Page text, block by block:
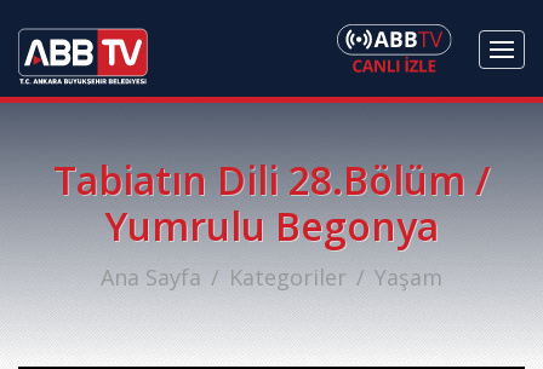
Tabiatın Dili 28.Bölüm /
Yumrulu Begonya
Ana Sayfa Kategoriler Yaşam